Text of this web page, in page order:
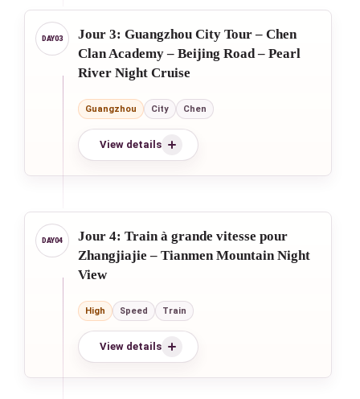
Jour 3: Guangzhou City Tour – Chen
Clan Academy – Beijing Road – Pearl
River Night Cruise
Guangzhou City Chen
View details
Jour 4: Train à grande vitesse pour
Zhangjiajie – Tianmen Mountain Night
View
High Speed Train
View details